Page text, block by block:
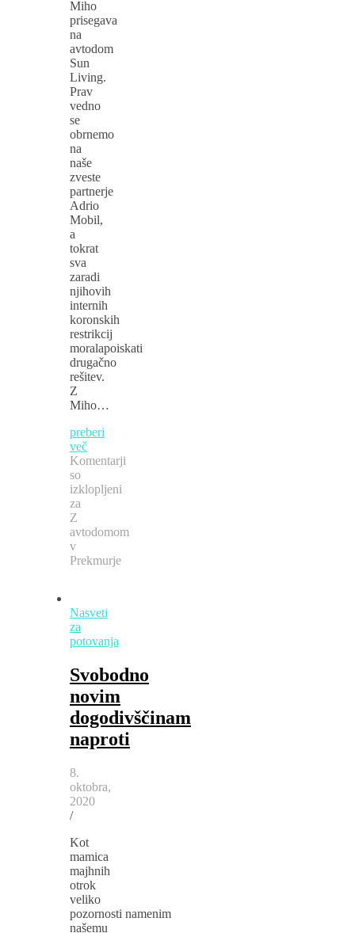
Miho
prisegava
na
avtodom
Sun
Living.
Prav
vedno
se
obrnemo
na
naše
zveste
partnerje
Adrio
Mobil,
a
tokrat
sva
zaradi
njihovih
internih
koronskih
restrikcij
moralapoiskati
drugačno
rešitev.
Z
Miho…
preberi
več
Komentarji
so
izklopljeni
za
Z
avtodomom
v
Prekmurje
Nasveti
za
potovanja
Svobodno
novim
dogodivščinam
naproti
8.
oktobra,
2020
/
Kot
mamica
majhnih
otrok
veliko
pozornosti namenim
našemu